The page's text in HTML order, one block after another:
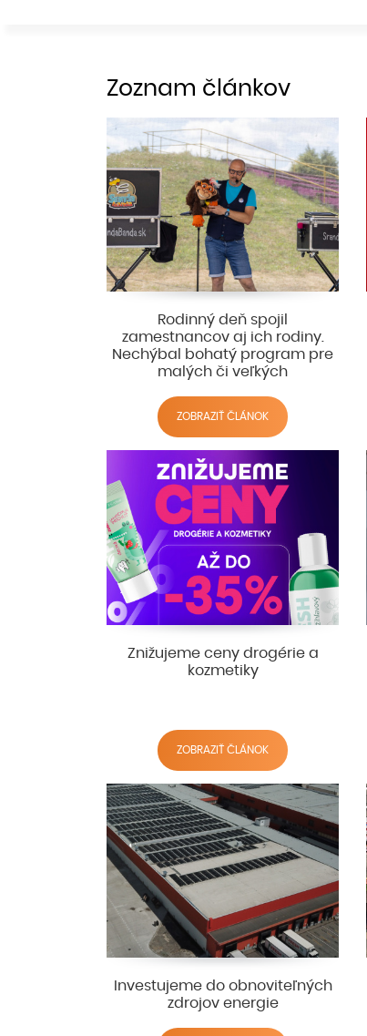
Zoznam článkov
Rodinný deň spojil
zamestnancov aj ich rodiny.
Nechýbal bohatý program pre
malých či veľkých
ZOBRAZIŤ ČLÁNOK
Znižujeme ceny drogérie a
kozmetiky
ZOBRAZIŤ ČLÁNOK
Investujeme do obnoviteľných
zdrojov energie